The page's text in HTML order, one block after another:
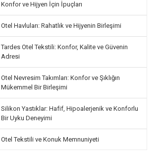
Konfor ve Hijyen İçin İpuçları
Otel Havluları: Rahatlık ve Hijyenin Birleşimi
Tardes Otel Tekstili: Konfor, Kalite ve Güvenin
Adresi
Otel Nevresim Takımları: Konfor ve Şıklığın
Mükemmel Bir Birleşimi
Silikon Yastıklar: Hafif, Hipoalerjenik ve Konforlu
Bir Uyku Deneyimi
Otel Tekstili ve Konuk Memnuniyeti